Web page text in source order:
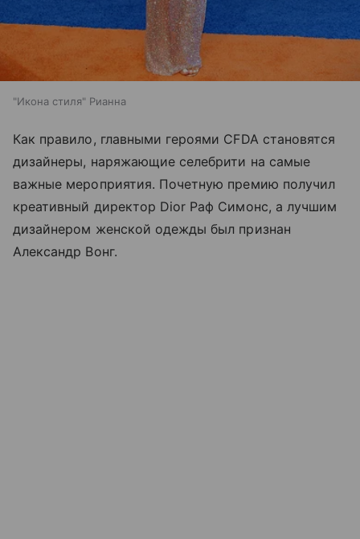
"Икона стиля" Рианна
Как правило, главными героями CFDA становятся
дизайнеры, наряжающие селебрити на самые
важные мероприятия. Почетную премию получил
креативный директор Dior Раф Симонс, а лучшим
дизайнером женской одежды был признан
Александр Вонг.